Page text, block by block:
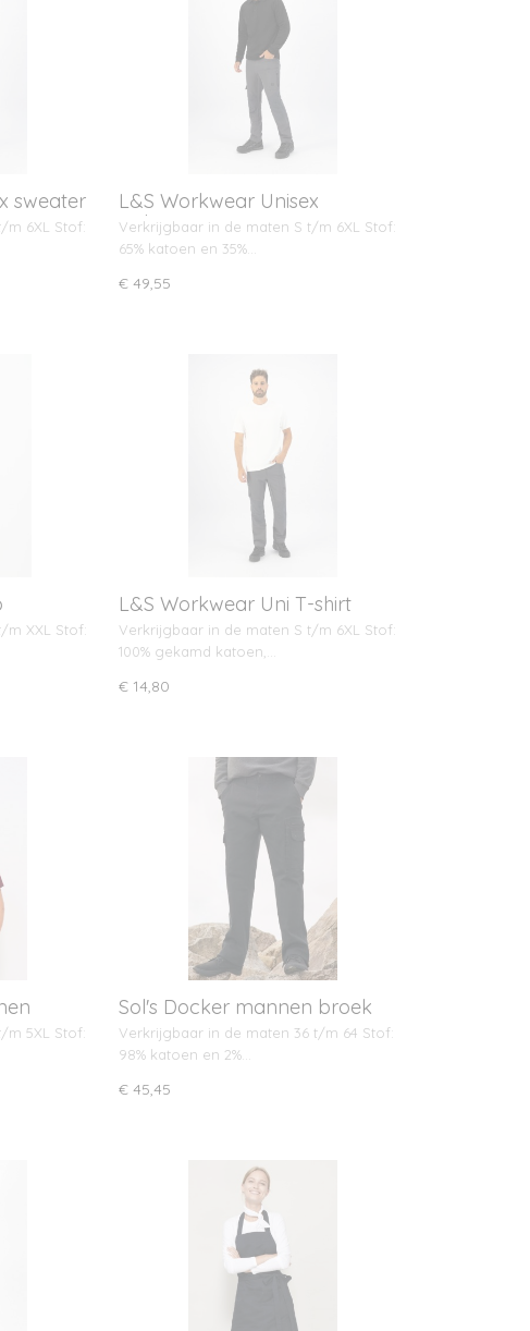
sweater
6XL Stof:
L&S Workwear Unisex
polosweater
Verkrijgbaar in de maten S t/m 6XL Stof:
65% katoen en 35%…
€ 49,55
XXL Stof:
L&S Workwear Uni T-shirt
Verkrijgbaar in de maten S t/m 6XL Stof:
100% gekamd katoen,…
€ 14,80
5XL Stof:
Sol's Docker mannen broek
Verkrijgbaar in de maten 36 t/m 64 Stof:
98% katoen en 2%…
€ 45,45